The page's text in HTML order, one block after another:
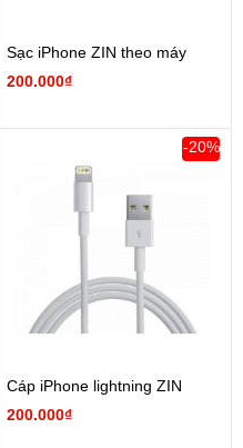
Sạc iPhone ZIN theo máy
200.000₫
Cáp iPhone lightning ZIN
200.000₫
-20%